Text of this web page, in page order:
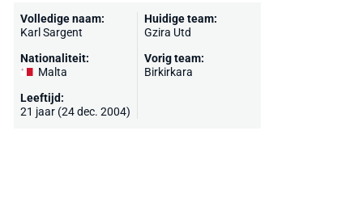
Volledige naam:
Karl Sargent
Nationaliteit:
Malta
Leeftijd:
21 jaar (24 dec. 2004)
Huidige team:
Gzira Utd
Vorig team:
Birkirkara